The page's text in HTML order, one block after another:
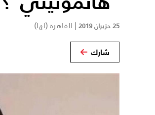
25 حزيران 2019 | القاهرة (لها)
شارك